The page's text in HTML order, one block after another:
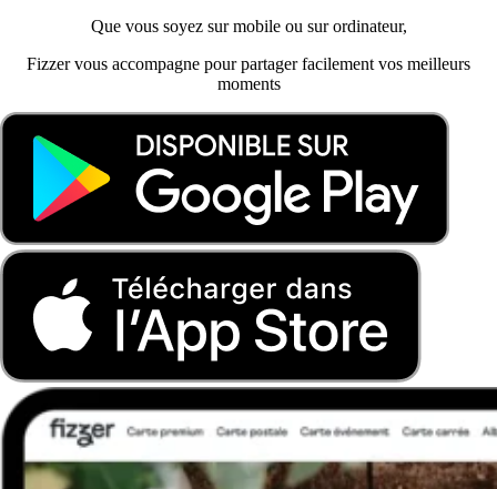
Que vous soyez sur mobile ou sur ordinateur,
Fizzer vous accompagne pour partager facilement vos meilleurs
moments